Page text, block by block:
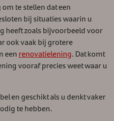
te stellen dat een
bij situaties waarin u
heeft zoals bijvoorbeeld voor
ook vaak bij grotere
een renovatielening. Dat komt
vooraf precies weet waar u
en geschikt als u denkt vaker
te hebben.